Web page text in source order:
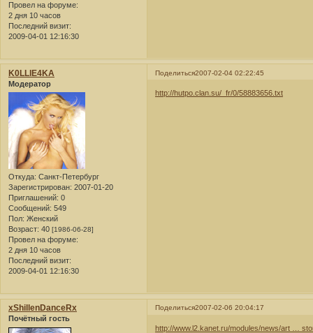
Провел на форуме:
2 дня 10 часов
Последний визит:
2009-04-01 12:16:30
Поделиться2007-02-04 02:22:45
K0LLlE4KA
Модератор
Откуда: Санкт-Петербург
Зарегистрирован: 2007-01-20
Приглашений: 0
Сообщений: 549
Пол: Женский
Возраст: 40 [1986-06-28]
Провел на форуме:
2 дня 10 часов
Последний визит:
2009-04-01 12:16:30
http://hutpo.clan.su/_fr/0/58883656.txt
Поделиться2007-02-06 20:04:17
xShillenDanceRx
Почётный гость
http://www.l2.kanet.ru/modules/news/art …